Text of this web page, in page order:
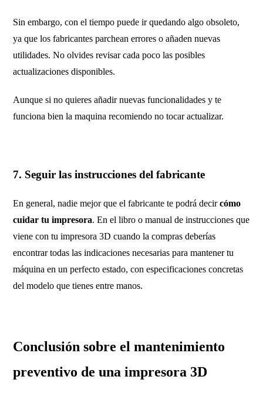
Sin embargo, con el tiempo puede ir quedando algo obsoleto,
ya que los fabricantes parchean errores o añaden nuevas
utilidades. No olvides revisar cada poco las posibles
actualizaciones disponibles.
Aunque si no quieres añadir nuevas funcionalidades y te
funciona bien la maquina recomiendo no tocar actualizar.
7. Seguir las instrucciones del fabricante
En general, nadie mejor que el fabricante te podrá decircómo
cuidar tu impresora. En el libro o manual de instrucciones que
viene con tu impresora 3D cuando la compras deberías
encontrar todas las indicaciones necesarias para mantener tu
máquina en un perfecto estado, con especificaciones concretas
del modelo que tienes entre manos.
Conclusión sobre el mantenimiento
preventivo de una impresora 3D